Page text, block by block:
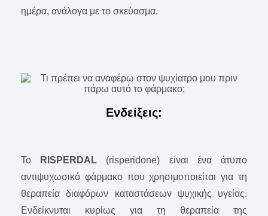
ημέρα, ανάλογα με το σκεύασμα.
Ενδείξεις:
Το RISPERDAL (risperidone) είναι ένα άτυπο
αντιψυχωσικό φάρμακο που χρησιμοποιείται για τη
θεραπεία διαφόρων καταστάσεων ψυχικής υγείας.
Eνδείκνυται κυρίως για τη θεραπεία της